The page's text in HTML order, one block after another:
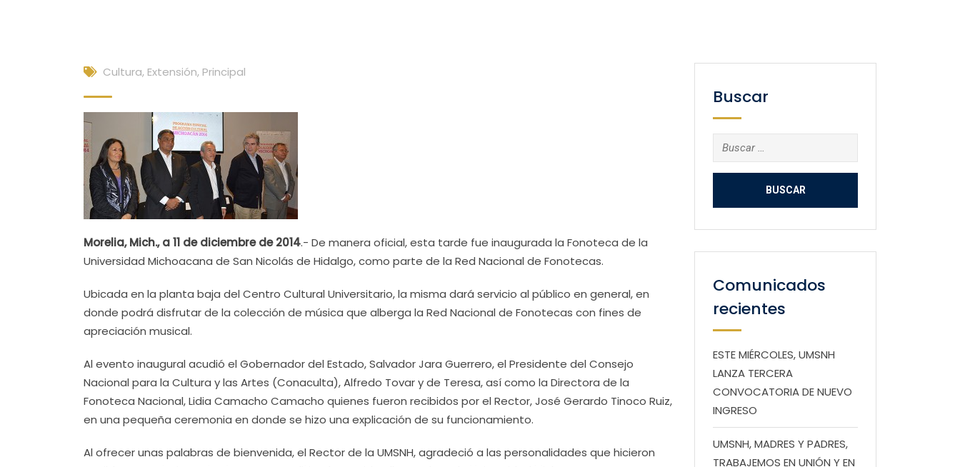
Cultura, Extensión, Principal
Morelia, Mich., a 11 de diciembre de 2014.- De manera oficial, esta tarde fue inaugurada la Fonoteca de la
Universidad Michoacana de San Nicolás de Hidalgo, como parte de la Red Nacional de Fonotecas.
Ubicada en la planta baja del Centro Cultural Universitario, la misma dará servicio al público en general, en
donde podrá disfrutar de la colección de música que alberga la Red Nacional de Fonotecas con fines de
apreciación musical.
Al evento inaugural acudió el Gobernador del Estado, Salvador Jara Guerrero, el Presidente del Consejo
Nacional para la Cultura y las Artes (Conaculta), Alfredo Tovar y de Teresa, así como la Directora de la
Fonoteca Nacional, Lidia Camacho Camacho quienes fueron recibidos por el Rector, José Gerardo Tinoco Ruiz,
en una pequeña ceremonia en donde se hizo una explicación de su funcionamiento.
Al ofrecer unas palabras de bienvenida, el Rector de la UMSNH, agradeció a las personalidades que hicieron
Buscar
Buscar:
Comunicados
recientes
ESTE MIÉRCOLES, UMSNH
LANZA TERCERA
CONVOCATORIA DE NUEVO
INGRESO
UMSNH, MADRES Y PADRES,
TRABAJEMOS EN UNIÓN Y EN